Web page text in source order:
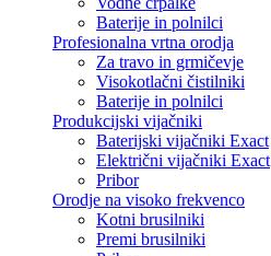
Baterije in polnilci
Profesionalna vrtna orodja
Za travo in grmičevje
Visokotlačni čistilniki
Baterije in polnilci
Produkcijski vijačniki
Baterijski vijačniki Exact
Električni vijačniki Exact
Pribor
Orodje na visoko frekvenco
Kotni brusilniki
Premi brusilniki